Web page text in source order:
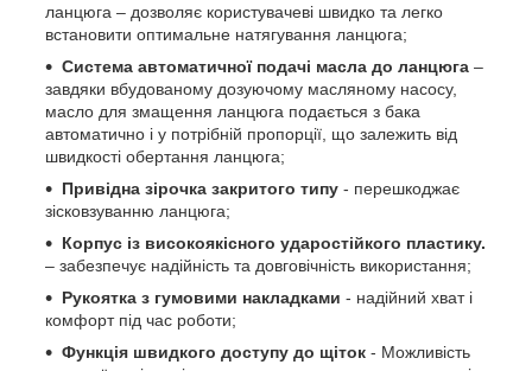
ланцюга – дозволяє користувачеві швидко та легко
встановити оптимальне натягування ланцюга;
Система автоматичної подачі масла до ланцюга –
завдяки вбудованому дозуючому масляному насосу,
масло для змащення ланцюга подається з бака
автоматично і у потрібній пропорції, що залежить від
швидкості обертання ланцюга;
Привідна зірочка закритого типу - перешкоджає
зісковзуванню ланцюга;
Корпус із високоякісного ударостійкого пластику.
– забезпечує надійність та довговічність використання;
Рукоятка з гумовими накладками - надійний хват і
комфорт під час роботи;
Функція швидкого доступу до щіток - Можливість